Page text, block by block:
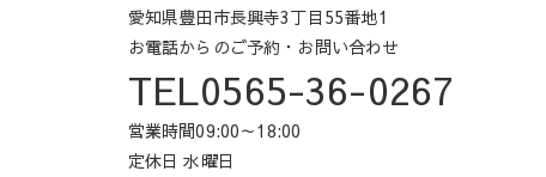
愛知県豊田市長興寺3丁目55番地1
お電話からのご予約・お問い合わせ
TEL0565-36-0267
営業時間09:00～18:00
定休日 水曜日